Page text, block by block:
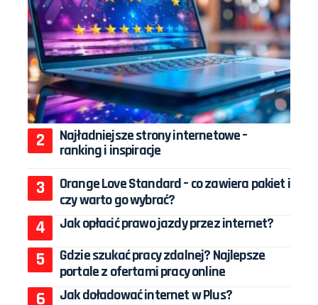
Najładniejsze strony internetowe –
ranking i inspiracje
Orange Love Standard – co zawiera pakiet i
czy warto go wybrać?
Jak opłacić prawo jazdy przez internet?
Gdzie szukać pracy zdalnej? Najlepsze
portale z ofertami pracy online
Jak doładować internet w Plus?